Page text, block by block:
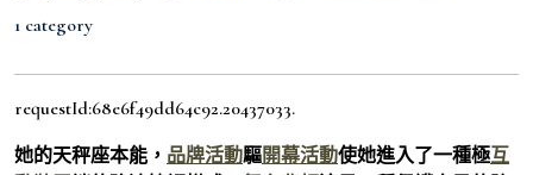
1 category
requestId:68e6f49dd64c92.20437033.
她的天秤座本能， 品牌活動驅開幕活動使她進入了一種極互